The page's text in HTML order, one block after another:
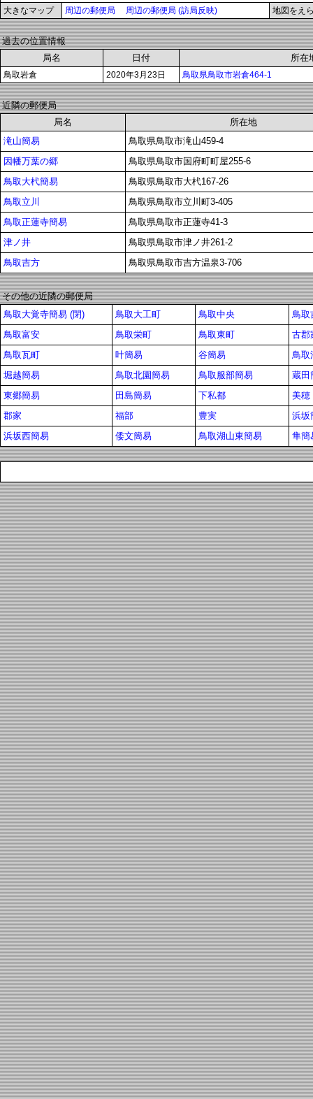
大きなマップ 周辺の郵便局 周辺の郵便局 (訪局反映) 地図をえ
過去の位置情報
局名
日付 所在
鳥取岩倉 2020年3月23日 鳥取県鳥取市岩倉464-1
近隣の郵便局
局名
所在地
滝山簡易
鳥取県鳥取市滝山459-4
因幡万葉の郷
鳥取県鳥取市国府町町屋255-6
鳥取大杙簡易
鳥取県鳥取市大杙167-26
鳥取立川
鳥取県鳥取市立川町3-405
鳥取正蓮寺簡易
鳥取県鳥取市正蓮寺41-3
津ノ井
鳥取県鳥取市津ノ井261-2
鳥取吉方
鳥取県鳥取市吉方温泉3-706
その他の近隣の郵便局
鳥取大覚寺簡易 (閉)
鳥取大工町 鳥取中央
鳥取
鳥取富安
鳥取栄町 鳥取東町
古郡
鳥取瓦町
叶簡易 谷簡易
鳥取
堀越簡易
鳥取北園簡易 鳥取服部簡易
蔵田
東郷簡易
田島簡易 下私都
美穂
郡家
福部 豊実
浜坂
浜坂西簡易
倭文簡易 鳥取湖山東簡易 隼簡